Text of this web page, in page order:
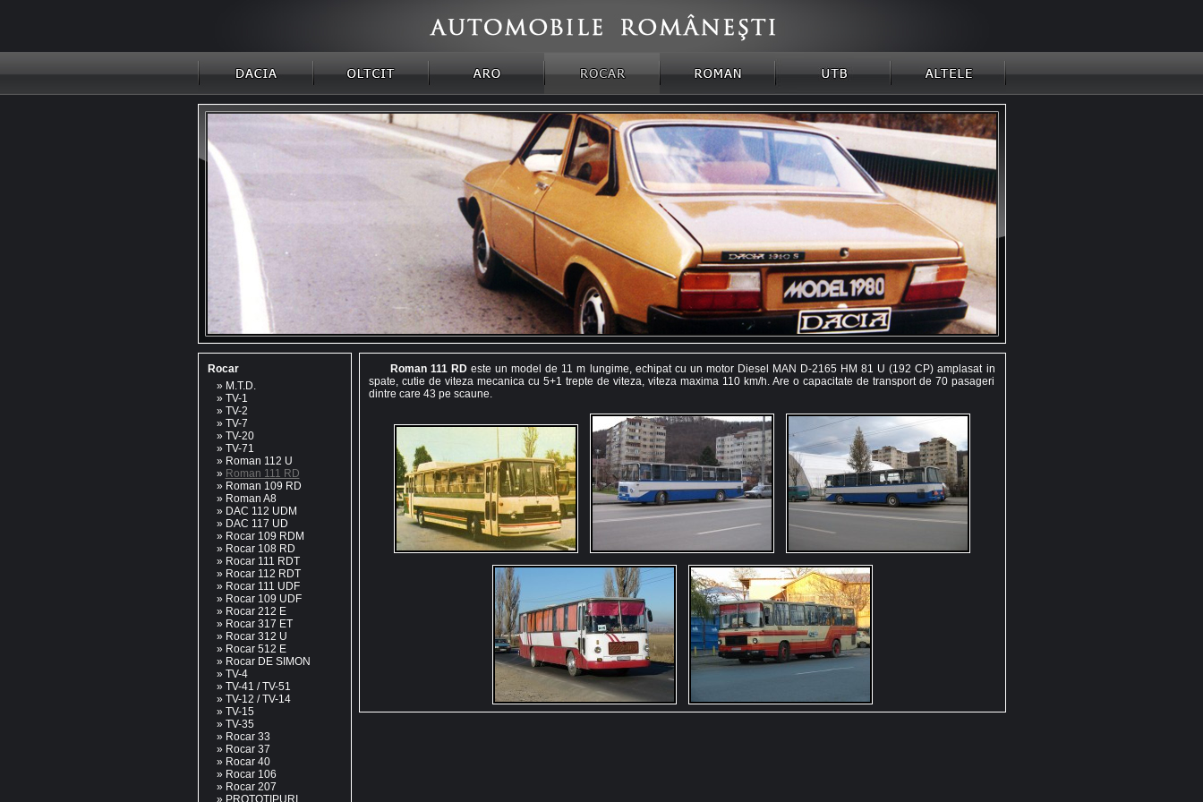
Rocar
» M.T.D.
» TV-1
» TV-2
» TV-7
» TV-20
» TV-71
» Roman 112 U
» Roman 111 RD
» Roman 109 RD
» Roman A8
» DAC 112 UDM
» DAC 117 UD
» Rocar 109 RDM
» Rocar 108 RD
» Rocar 111 RDT
» Rocar 112 RDT
» Rocar 111 UDF
» Rocar 109 UDF
» Rocar 212 E
» Rocar 317 ET
» Rocar 312 U
» Rocar 512 E
» Rocar DE SIMON
» TV-4
» TV-41 / TV-51
» TV-12 / TV-14
» TV-15
» TV-35
» Rocar 33
» Rocar 37
» Rocar 40
» Rocar 106
» Rocar 207
» PROTOTIPURI
Roman 111 RD este un model de 11 m lungime, echipat cu un motor Diesel MAN D-2165 HM 81 U (192 CP) amplasat in
spate, cutie de viteza mecanica cu 5+1 trepte de viteza, viteza maxima 110 km/h. Are o capacitate de transport de 70 pasageri
dintre care 43 pe scaune.